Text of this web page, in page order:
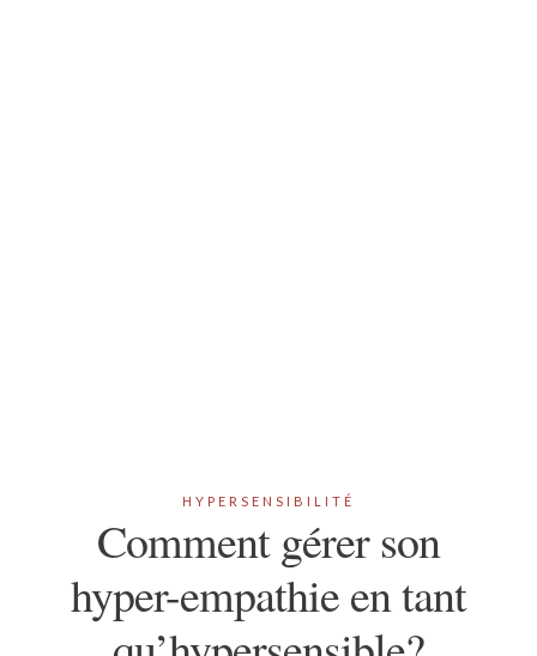
HYPERSENSIBILITÉ
Comment gérer son
hyper-empathie en tant